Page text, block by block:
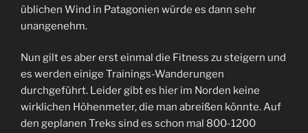
üblichen Wind in Patagonien würde es dann sehr
unangenehm.
Nun gilt es aber erst einmal die Fitness zu steigern und
es werden einige Trainings-Wanderungen
durchgeführt. Leider gibt es hier im Norden keine
wirklichen Höhenmeter, die man abreißen könnte. Auf
den geplanen Treks sind es schon mal 800-1200